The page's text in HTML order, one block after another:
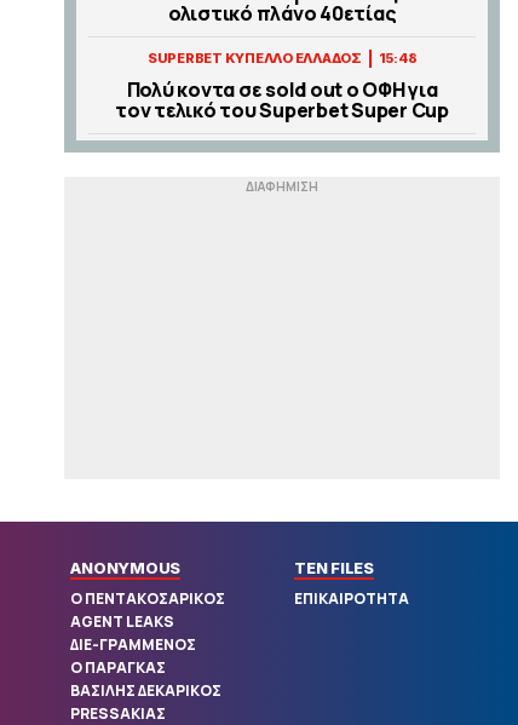
ολιστικό πλάνο 40ετίας
SUPERBET ΚΥΠΕΛΛΟ ΕΛΛΑΔΟΣ 15:48
Πολύ κοντα σε sold out ο ΟΦΗ για
τον τελικό του Superbet Super Cup
LA LIGA | 15:35
Σιμεόνε για Άλβαρες: «Ο σύλλογος
Ελλάδα (89-84)
PREMIER LEAGUE | 14:58
Επίσημα στην Άρσεναλ ο Γκιμαράες
STOIXIMAN SUPERLEAGUE
Παίκτης του Ηρακλή ο Νανού
ANONYMOUS
Ο ΠΕΝΤΑΚΟΣΑΡΙΚΟΣ
AGENT LEAKS
ΔΙΕ-ΓΡΑΜΜΕΝΟΣ
Ο ΠΑΡΑΓΚΑΣ
ΒΑΣΙΛΗΣ ΔΕΚΑΡΙΚΟΣ
PRESSΑΚΙΑΣ
TEN FILES
ΕΠΙΚΑΙΡΟΤΗΤΑ